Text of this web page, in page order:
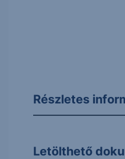
Részletes
Letölthető